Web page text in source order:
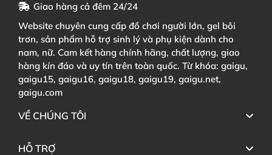
Giao hàng cả đêm 24/24
Website chuyên cung cấp đồ chơi người lớn, gel bôi
trơn, sản phẩm hỗ trợ sinh lý và phụ kiện dành cho
nam, nữ. Cam kết hàng chính hãng, chất lượng, giao
hàng kín đáo và uy tín trên toàn quốc. Từ khóa: gaigu,
gaigu15, gaigu16, gaigu18, gaigu19, gaigu.net,
gaigu.com
VỀ CHÚNG TÔI
HỖ TRỢ